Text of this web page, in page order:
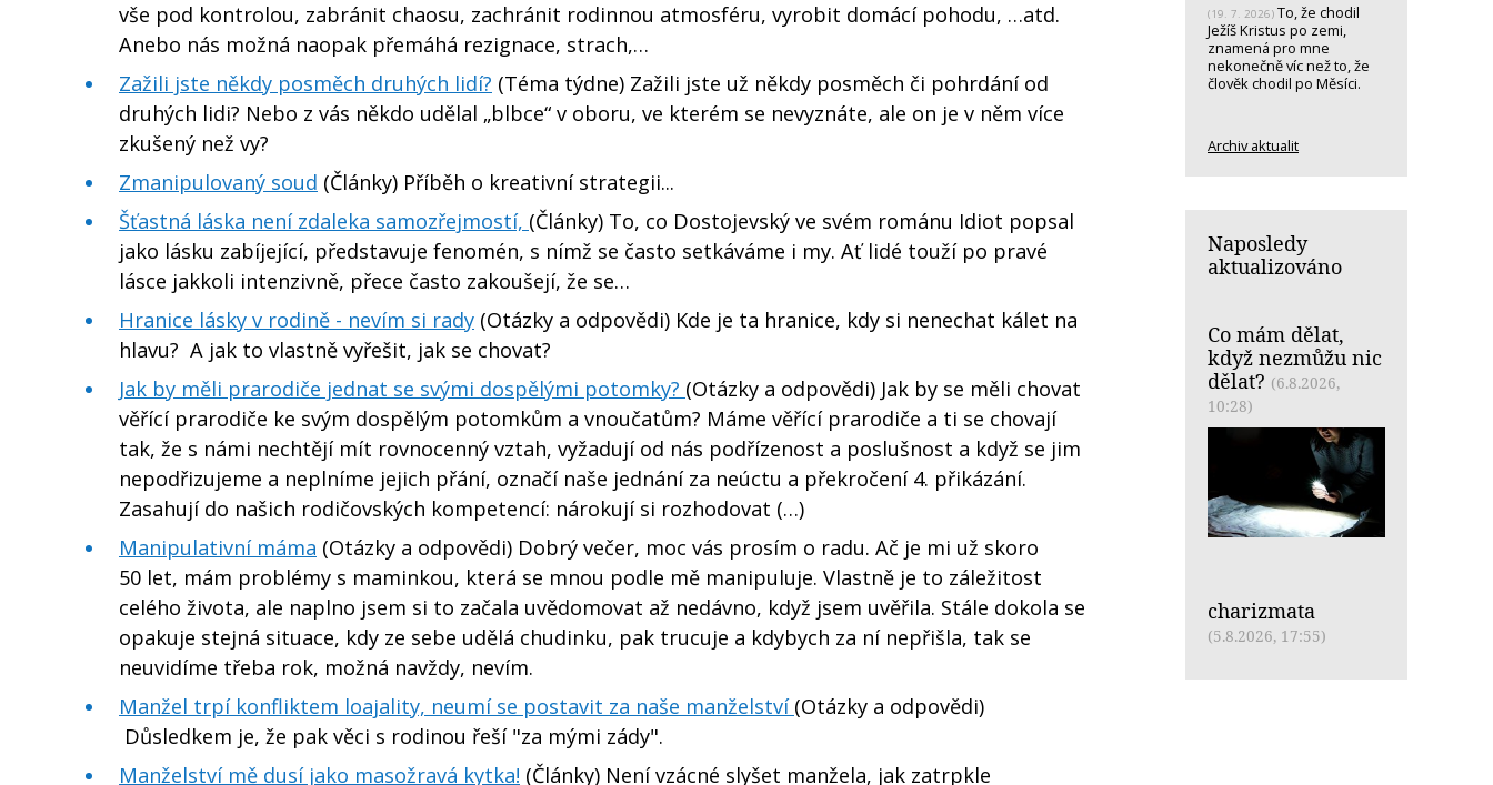
vše pod kontrolou, zabránit chaosu, zachránit rodinnou atmosféru, vyrobit domácí pohodu, …atd.
Anebo nás možná naopak přemáhá rezignace, strach,…
Zažili jste někdy posměch druhých lidí? (Téma týdne) Zažili jste už někdy posměch či pohrdání od
druhých lidi? Nebo z vás někdo udělal „blbce“ v oboru, ve kterém se nevyznáte, ale on je v něm více
zkušený než vy?
Zmanipulovaný soud (Články) Příběh o kreativní strategii...
Šťastná láska není zdaleka samozřejmostí, (Články) To, co Dostojevský ve svém románu Idiot popsal
jako lásku zabíjející, představuje fenomén, s nímž se často setkáváme i my. Ať lidé touží po pravé
lásce jakkoli intenzivně, přece často zakoušejí, že se…
Hranice lásky v rodině - nevím si rady (Otázky a odpovědi) Kde je ta hranice, kdy si nenechat kálet na
hlavu? A jak to vlastně vyřešit, jak se chovat?
Jak by měli prarodiče jednat se svými dospělými potomky? (Otázky a odpovědi) Jak by se měli chovat
věřící prarodiče ke svým dospělým potomkům a vnoučatům? Máme věřící prarodiče a ti se chovají
tak, že s námi nechtějí mít rovnocenný vztah, vyžadují od nás podřízenost a poslušnost a když se jim
nepodřizujeme a neplníme jejich přání, označí naše jednání za neúctu a překročení 4. přikázání.
Zasahují do našich rodičovských kompetencí: nárokují si rozhodovat (…)
Manipulativní máma (Otázky a odpovědi) Dobrý večer, moc vás prosím o radu. Ač je mi už skoro
50 let, mám problémy s maminkou, která se mnou podle mě manipuluje. Vlastně je to záležitost
celého života, ale naplno jsem si to začala uvědomovat až nedávno, když jsem uvěřila. Stále dokola se
opakuje stejná situace, kdy ze sebe udělá chudinku, pak trucuje a kdybych za ní nepřišla, tak se
neuvidíme třeba rok, možná navždy, nevím.
Manžel trpí konfliktem loajality, neumí se postavit za naše manželství (Otázky a odpovědi)
Důsledkem je, že pak věci s rodinou řeší "za mými zády".
Manželství mě dusí jako masožravá kytka! (Články) Není vzácné slyšet manžela, jak zatrpkle
(19. 7. 2026) To, že chodil
Ježíš Kristus po zemi,
znamená pro mne
nekonečně víc než to, že
člověk chodil po Měsíci.
Archiv aktualit
Naposledy
aktualizováno
Co mám dělat,
když nezmůžu nic
dělat? (6.8.2026,
10:28)
charizmata
(5.8.2026, 17:55)